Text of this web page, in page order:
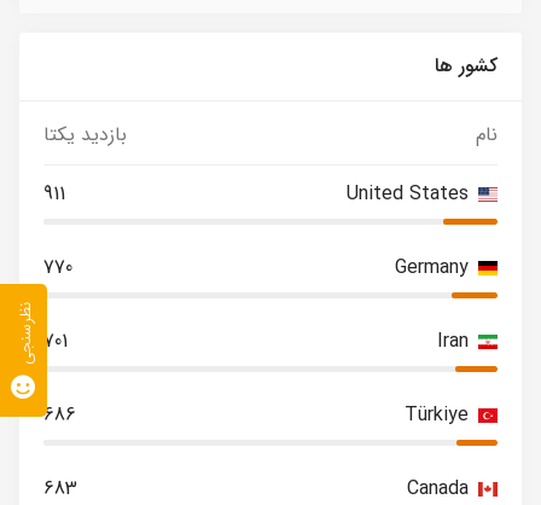
کشور ها
نام
بازدید یکتا
United States
911
Germany
770
Iran
701
Türkiye
686
Canada
683
نظرسنجی